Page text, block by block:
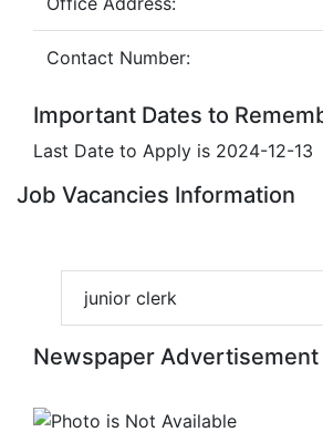
Contact Number:
Important Dates to
Last Date to Apply is 2024-12-13
Job Vacancies Information
junior clerk
Newspaper Advertisement